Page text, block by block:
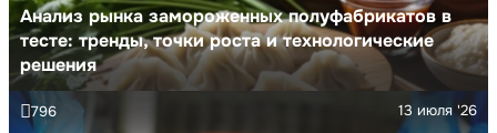
Анализ рынка замороженных полуфабрикатов в
тесте: тренды, точки роста и технологические
решения
13 июля '26
796